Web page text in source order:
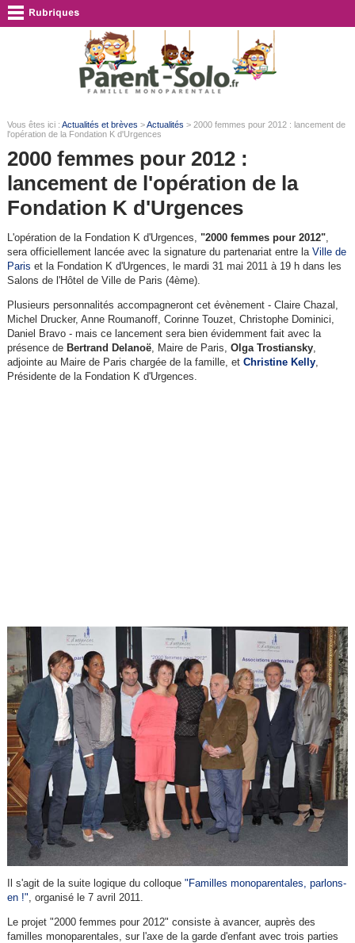
Vous êtes ici : Actualités et brèves >Actualités > 2000 femmes pour 2012 : lancement de
l'opération de la Fondation K d'Urgences
2000 femmes pour 2012 :
lancement de l'opération de la
Fondation K d'Urgences
L'opération de la Fondation K d'Urgences, "2000 femmes pour 2012",
sera officiellement lancée avec la signature du partenariat entre la Ville de
Paris et la Fondation K d'Urgences, le mardi 31 mai 2011 à 19 h dans les
Salons de l'Hôtel de Ville de Paris (4ème).
Plusieurs personnalités accompagneront cet évènement - Claire Chazal,
Michel Drucker, Anne Roumanoff, Corinne Touzet, Christophe Dominici,
Daniel Bravo - mais ce lancement sera bien évidemment fait avec la
présence de Bertrand Delanoë, Maire de Paris, Olga Trostiansky,
adjointe au Maire de Paris chargée de la famille, et Christine Kelly,
Présidente de la Fondation K d'Urgences.
Il s'agit de la suite logique du colloque "Familles monoparentales, parlons-
en !" , organisé le 7 avril 2011.
Le projet "2000 femmes pour 2012" consiste à avancer, auprès des
familles monoparentales, sur l'axe de la garde d'enfant avec trois parties